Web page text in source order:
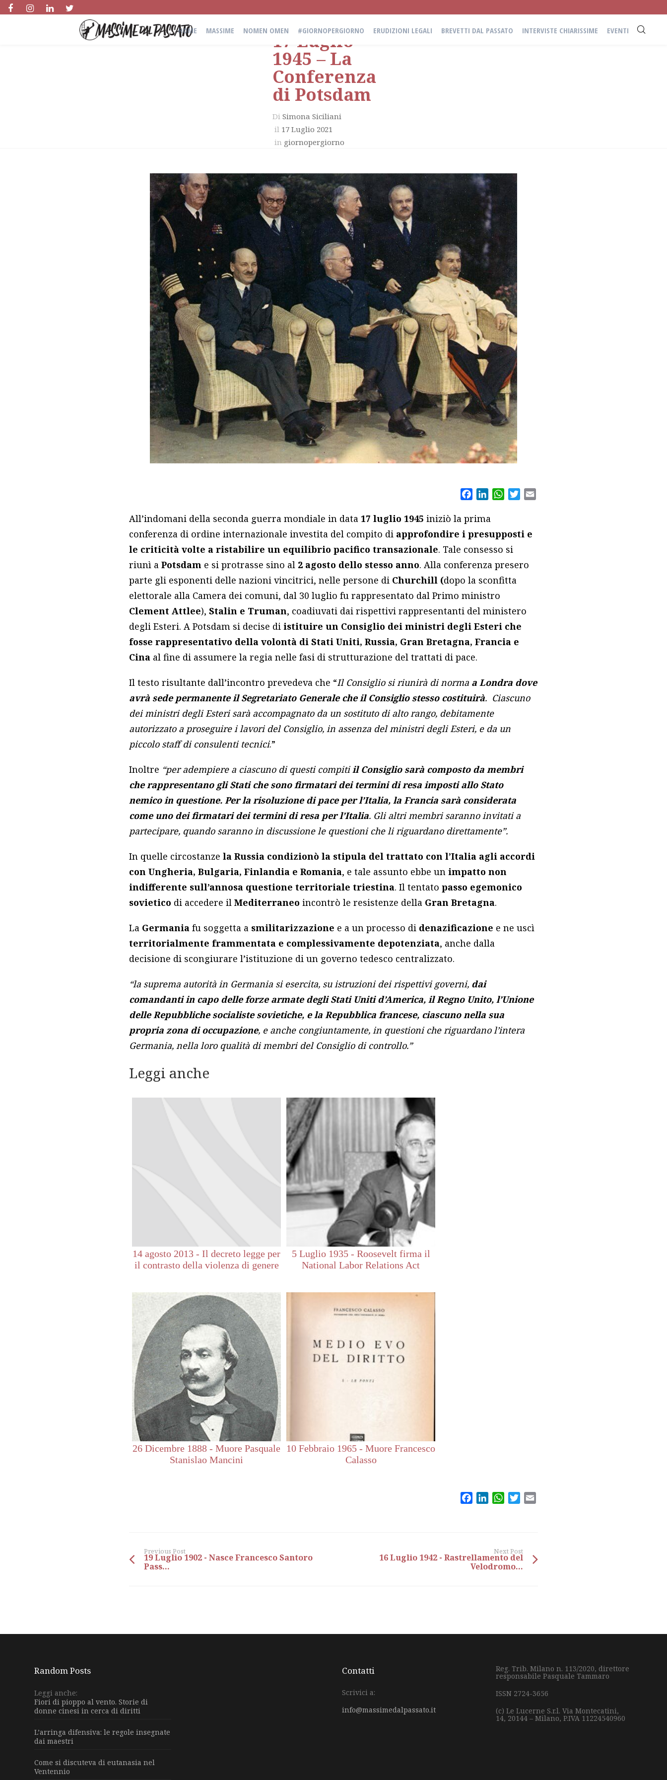
HOME MASSIME NOMEN OMEN #GIORNOPERGIORNO ERUDIZIONI LEGALI BREVETTI DAL PASSATO INTERVISTE CHIARISSIME EVENTI
17 Luglio
1945 – La
Conferenza
di Potsdam
Di Simona Siciliani
il 17 Luglio 2021
in giornopergiorno
FacebookLinkedInWhatsApp
Twitter
All’indomani della seconda guerra mondiale in data17 luglio 1945 iniziò la prima
conferenza di ordine internazionale investita del compito di approfondire i presupposti e
le criticità volte a ristabilire un equilibrio pacifico transazionale. Tale consesso si
riunì aPotsdam e si protrasse sino al 2 agosto dello stesso anno. Alla conferenza presero
parte gli esponenti delle nazioni vincitrici, nelle persone di Churchill (dopo la sconfitta
elettorale alla Camera dei comuni, dal 30 luglio fu rappresentato dal Primo ministro
Clement Attlee), Stalin e Truman, coadiuvati dai rispettivi rappresentanti del ministero
degli Esteri. A Potsdam si decise diistituire un Consiglio dei ministri degli Esteri che
fosse rappresentativo della volontà di Stati Uniti, Russia, Gran Bretagna, Francia e
Cina al fine di assumere la regia nelle fasi di strutturazione del trattati di pace.
Il testo risultante dall’incontro prevedeva che “Il Consiglio si riunirà di norma a Londra dove
avrà sede permanente il Segretariato Generale che il Consiglio stesso costituirà. Ciascuno
dei ministri degli Esteri sarà accompagnato da un sostituto di alto rango, debitamente
autorizzato a proseguire i lavori del Consiglio, in assenza del ministri degli Esteri, e da un
piccolo staff di consulenti tecnici.”
Inoltre “per adempiere a ciascuno di questi compitiil Consiglio sarà composto da membri
che rappresentano gli Stati che sono firmatari dei termini di resa imposti allo Stato
nemico in questione. Per la risoluzione di pace per l’Italia, la Francia sarà considerata
come uno dei firmatari dei termini di resa per l’Italia. Gli altri membri saranno invitati a
partecipare, quando saranno in discussione le questioni che li riguardano direttamente”.
In quelle circostanzela Russia condizionò la stipula del trattato con l’Italia agli accordi
con Ungheria, Bulgaria, Finlandia e Romania, e tale assunto ebbe unimpatto non
indifferente sull’annosa questione territoriale triestina. Il tentatopasso egemonico
sovietico di accedere ilMediterraneo incontrò le resistenze della Gran Bretagna.
La Germania fu soggetta a smilitarizzazione e a un processo di denazificazione e ne uscì
territorialmente frammentata e complessivamente depotenziata, anche dalla
decisione di scongiurare l’istituzione di un governo tedesco centralizzato.
“la suprema autorità in Germania si esercita, su istruzioni dei rispettivi governi, dai
comandanti in capo delle forze armate degli Stati Uniti d’America, il Regno Unito, l’Unione
delle Repubbliche socialiste sovietiche, e la Repubblica francese, ciascuno nella sua
propria zona di occupazione, e anche congiuntamente, in questioni che riguardano l’intera
Germania, nella loro qualità di membri del Consiglio di controllo.”
Leggi anche
14 agosto 2013 - Il decreto legge per
il contrasto della violenza di genere
5 Luglio 1935 - Roosevelt firma il
National Labor Relations Act
26 Dicembre 1888 - Muore Pasquale
Stanislao Mancini
10 Febbraio 1965 - Muore Francesco
Calasso
FacebookLinkedInWhatsApp
Twitter
Previous Post
19 Luglio 1902 - Nasce Francesco Santoro
Pass...
Next Post
16 Luglio 1942 - Rastrellamento del
Velodromo...
Random Posts
Leggi anche:
Fiori di pioppo al vento. Storie di
donne cinesi in cerca di diritti
L’arringa difensiva: le regole insegnate
dai maestri
Come si discuteva di eutanasia nel
Ventennio
Contatti
Scrivici a:
info@massimedalpassato.it
Reg. Trib. Milano n. 113/2020, direttore
responsabile Pasquale Tammaro
ISSN 2724-3656
(c) Le Lucerne S.r.l. Via Montecatini,
14, 20144 – Milano, P.IVA 11224540960